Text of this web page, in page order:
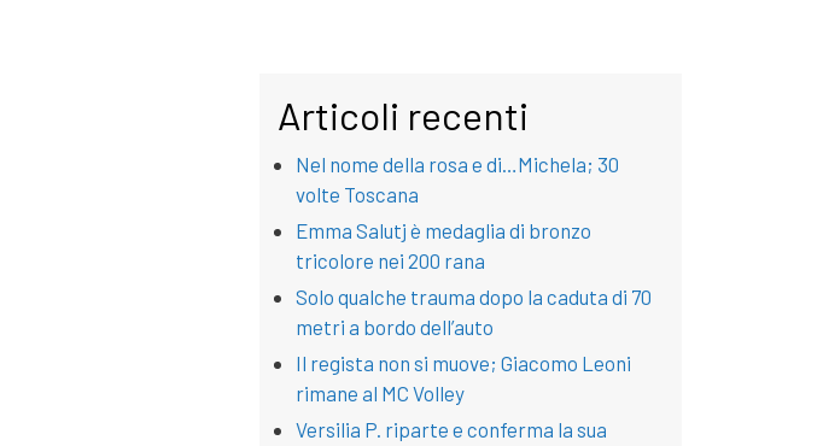
Articoli recenti
Nel nome della rosa e di…Michela; 30
volte Toscana
Emma Salutj è medaglia di bronzo
tricolore nei 200 rana
Solo qualche trauma dopo la caduta di 70
metri a bordo dell’auto
Il regista non si muove; Giacomo Leoni
rimane al MC Volley
Versilia P. riparte e conferma la sua